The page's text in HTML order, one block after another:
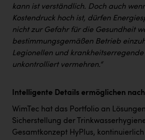
Smurfit Westrock Nettingsdorf
TCL
TGW Logistics
TRAILOMAT & Cycling Austria
Vier Diamanten
Wir besiegen Krebs
kann ist verständlich. Doch auch
Kostendruck hoch ist, dürfen
nicht zur Gefahr für die Gesundheit
bestimmungsgemäßen Betrieb
Legionellen und
unkontrolliert vermehren.“
Intelligente Details ermöglichen
WimTec hat das Portfolio an
Sicherstellung der
Gesamtkonzept HyPlus,